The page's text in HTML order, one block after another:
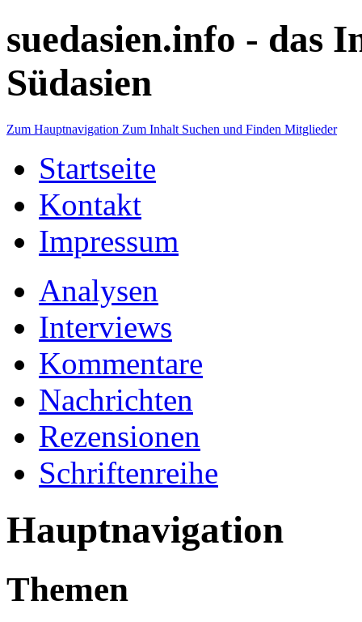
suedasien.info - das
Südasien
Zum Hauptnavigation Zum Inhalt Suchen und Finden Mitglieder
Startseite
Kontakt
Impressum
Analysen
Interviews
Kommentare
Nachrichten
Rezensionen
Schriftenreihe
Hauptnavigation
Themen